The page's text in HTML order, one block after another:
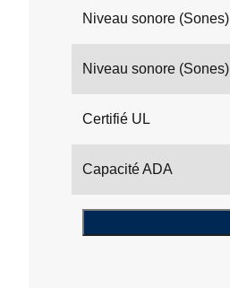
Niveau sonore (Sones)
Niveau sonore (Sones)
Certifié UL
Capacité ADA